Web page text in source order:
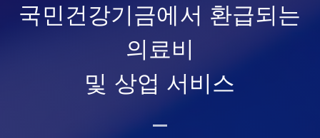
국민건강기금에서 환급되는
의료비
및 상업 서비스